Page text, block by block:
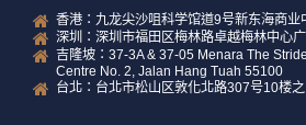
香港：九龙尖沙咀科学馆道9号新东海商业
深圳：深圳市福田区梅林路卓越梅林中心
吉隆坡：37-3A & 37-05 Menara The
Centre No. 2, Jalan Hang Tuah 55100
台北：台北市松山区敦化北路307号10楼